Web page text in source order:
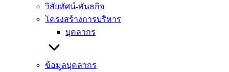
วิสัยทัศน์-พันธกิจ
โครงสร้างการบริหาร
บุคลากร
ข้อมูลบุคลากร